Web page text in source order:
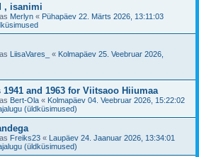
, isanimi
Merlyn « Pühapäev 22. Märts 2026, 13:11:03
LiisaVares_ « Kolmapäev 25. Veebruar 2026,
1941 and 1963 for Viitsaoo Hiiumaa
Bert-Ola « Kolmapäev 04. Veebruar 2026, 15:22:02
(üldküsimused)
Freiks23 « Laupäev 24. Jaanuar 2026, 13:34:01
(üldküsimused)